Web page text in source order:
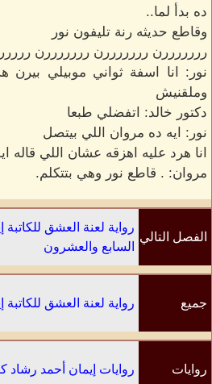
ده بدأ لما..
وقاطع حديثه رنة تليفون نور
رررررررن رررررررن رررررررن
نور: انا اسفة ثواني موبيلي
وملقنيش
دكتور خالد: اتفضلي طبعا
نور: ايه ده مروان اللي بيتصل
انا هرد عليه اهزقه عشان اللي قاله
مروان: . قاطع نور وهي بتتكلم.
الفصل التالي
رواية لعنة العشق
السابع والعشرون
جميع رواية لعنة العشق
روايات روايات إيمان أحمد رشاد